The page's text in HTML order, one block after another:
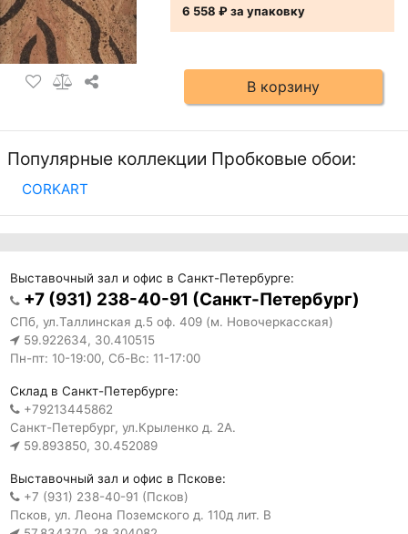
6 558 ₽за упаковку
В корзину
Популярные коллекции Пробковые обои:
CORKART
Выставочный зал и офис в Санкт-Петербурге:
+7 (931) 238-40-91 (Санкт-Петербург)
СПб, ул.Таллинская д.5 оф. 409 (м. Новочеркасская)
59.922634, 30.410515
Пн-пт: 10-19:00, Сб-Вс: 11-17:00
Склад в Санкт-Петербурге:
+79213445862
Санкт-Петербург, ул.Крыленко д. 2А.
59.893850, 30.452089
Выставочный зал и офис в Пскове:
+7 (931) 238-40-91 (Псков)
Псков, ул. Леона Поземского д. 110д лит. В